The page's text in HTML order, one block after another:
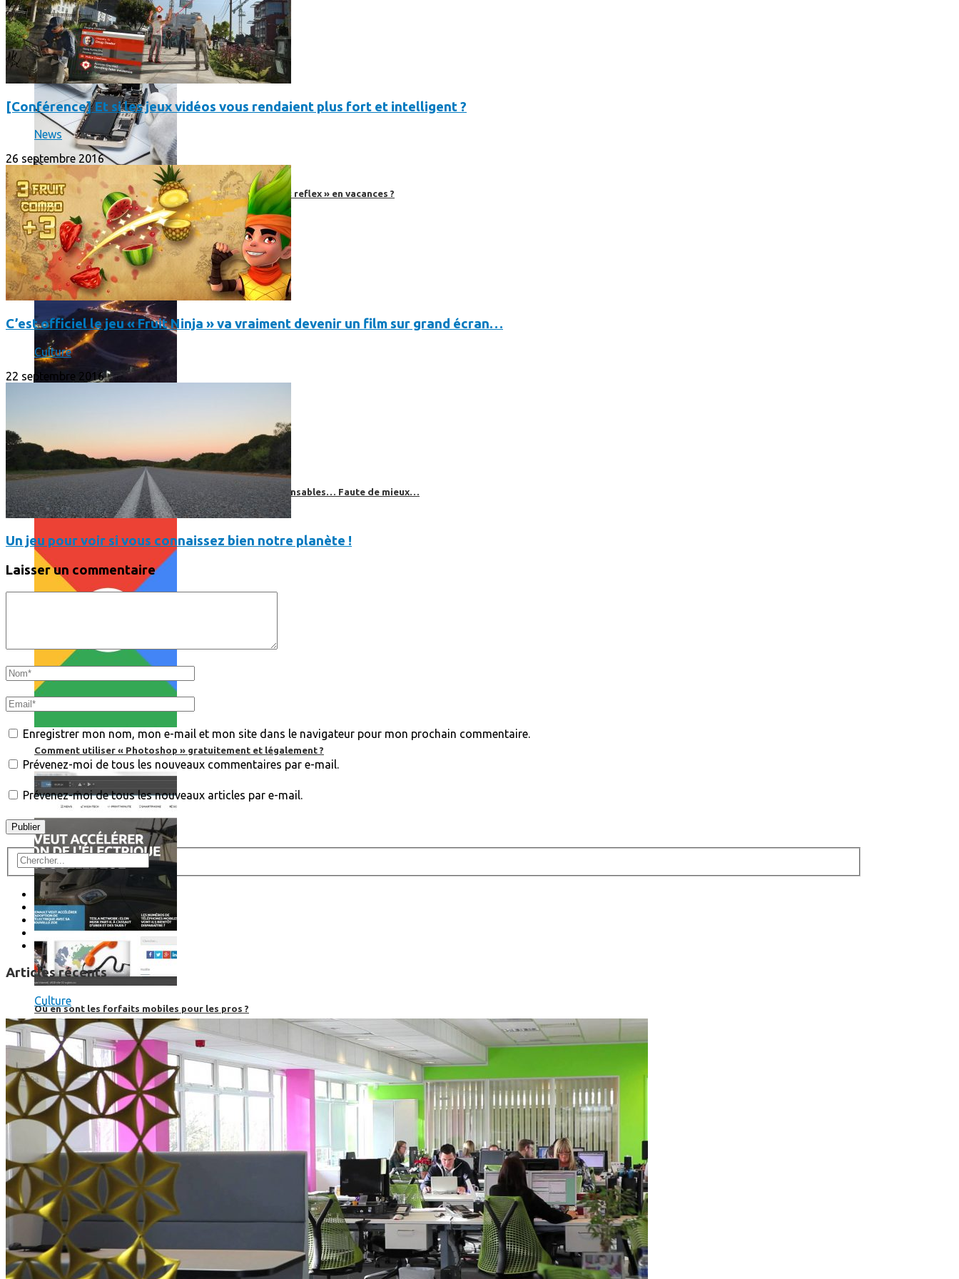
Faut-il encore emmener son bon vieux appareil photo « reflex » en vacances ?
Pourquoi les outils de Google sont-ils devenus indispensables… Faute de mieux…
Comment utiliser « Photoshop » gratuitement et légalement ?
Où en sont les forfaits mobiles pour les pros ?
SmartPhone
[Conférence] Et si les jeux vidéos vous rendaient plus fort et intelligent ?
News
26 septembre 2016
C’est officiel le jeu « Fruit Ninja » va vraiment devenir un film sur grand écran…
Culture
22 septembre 2016
Un jeu pour voir si vous connaissez bien notre planète !
Laisser un commentaire
Enregistrer mon nom, mon e-mail et mon site dans le navigateur pour mon prochain commentaire.
Prévenez-moi de tous les nouveaux commentaires par e-mail.
Prévenez-moi de tous les nouveaux articles par e-mail.
Articles récents
Culture